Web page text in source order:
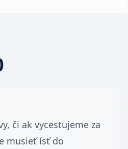
či ak vycestujeme za
musieť ísť do